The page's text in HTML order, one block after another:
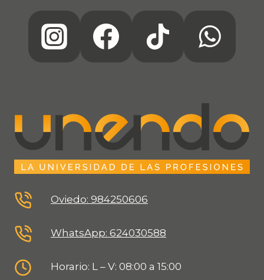
Oviedo: 984250606
WhatsApp: 624030588
Horario: L – V: 08:00 a 15:00